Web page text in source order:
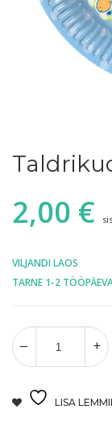
2,00 €
VILJANDI LAOS
TARNE 1-2
LISA